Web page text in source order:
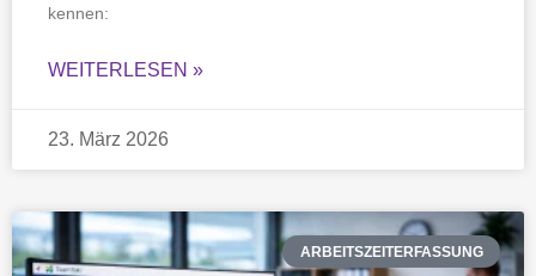
kennen:
WEITERLESEN »
23. März 2026
ARBEITSZEITERFASSUNG